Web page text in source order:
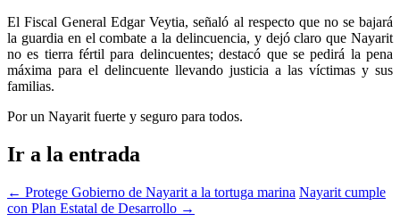
El Fiscal General Edgar Veytia, señaló al respecto que no se bajará
la guardia en el combate a la delincuencia, y dejó claro que Nayarit
no es tierra fértil para delincuentes; destacó que se pedirá la pena
máxima para el delincuente llevando justicia a las víctimas y sus
familias.
Por un Nayarit fuerte y seguro para todos.
Ir a la entrada
← Protege Gobierno de Nayarit a la tortuga marina Nayarit cumple
con Plan Estatal de Desarrollo →